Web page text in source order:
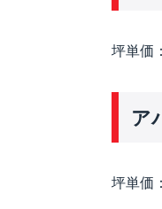
坪単価：
ア
坪単価：